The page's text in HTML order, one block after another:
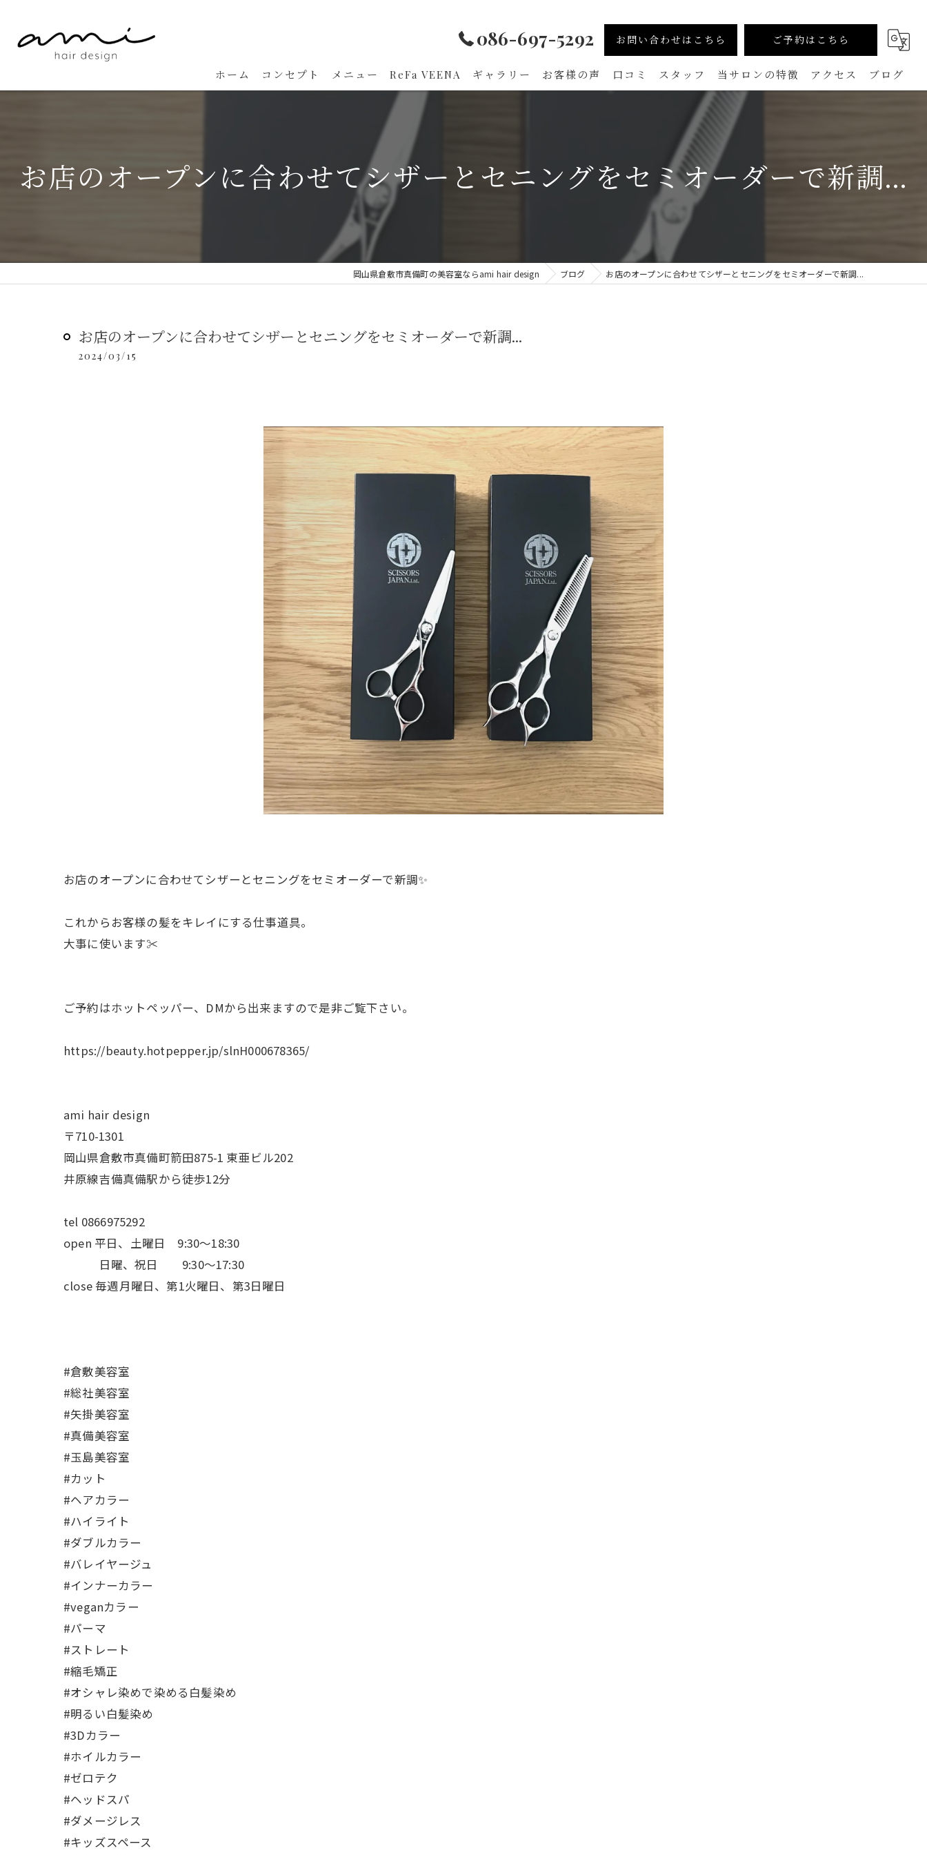
086-697-5292 お問い合わせはこちら ご予約はこちら
ホーム コンセプト メニュー ReFa VEENA ギャラリー お客様の声 口コミ スタッフ 当サロンの特徴
カラー
生えグセ改善（TOKIKATA）
マンツーマン
白髪ぼかし
アクセス ブログ
お店のオープンに合わせてシザーとセニングをセミオーダーで新調...
岡山県倉敷市真備町の美容室ならami hair design ブログ お店のオープンに合わせてシザーとセニングをセミオーダーで新調...
お店のオープンに合わせてシザーとセニングをセミオーダーで新調...
2024/03/15
お店のオープンに合わせてシザーとセニングをセミオーダーで新調✨
これからお客様の髪をキレイにする仕事道具。
大事に使います✂︎
ご予約はホットペッパー、DMから出来ますので是非ご覧下さい。
https://beauty.hotpepper.jp/slnH000678365/
ami hair design
〒710-1301
岡山県倉敷市真備町箭田875-1 東亜ビル202
井原線吉備真備駅から徒歩12分
tel 0866975292
open 平日、土曜日 9:30〜18:30
日曜、祝日 9:30〜17:30
close 毎週月曜日、第1火曜日、第3日曜日
#倉敷美容室
#総社美容室
#矢掛美容室
#真備美容室
#玉島美容室
#カット
#ヘアカラー
#ハイライト
#ダブルカラー
#バレイヤージュ
#インナーカラー
#veganカラー
#パーマ
#ストレート
#縮毛矯正
#オシャレ染めで染める白髪染め
#明るい白髪染め
#3Dカラー
#ホイルカラー
#ゼロテク
#ヘッドスパ
#ダメージレス
#キッズスペース